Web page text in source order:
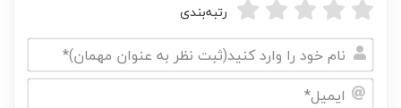
رتبه‌بندی
نام